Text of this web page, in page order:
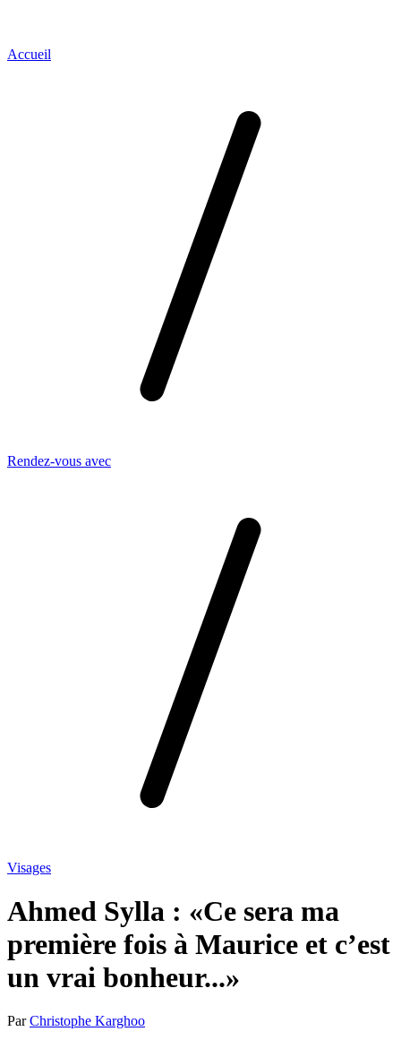
Accueil
Rendez-vous avec
Visages
Ahmed Sylla : «Ce sera ma
première fois à Maurice et c’est
un vrai bonheur...»
ParChristophe Karghoo